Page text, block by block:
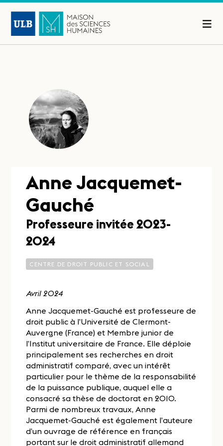
Anne Jacquemet-
Gauché
Professeure invitée 2023-
2024
CENTRE DE DROIT PUBLIC ET SOCIAL
Avril 2024
Anne Jacquemet-Gauché est professeure de
droit public à l’Université de Clermont-
Auvergne (France) et Membre junior de
l’Institut universitaire de France. Elle déploie
principalement ses recherches en droit
administratif comparé, avec un intérêt
particulier pour le thème de la responsabilité
de la puissance publique, auquel elle a
consacré sa thèse de doctorat en 2010.
Parmi de nombreux travaux, Anne
Jacquemet-Gauché est également l’auteure
d’un ouvrage de référence en français
portant sur le droit administratif allemand